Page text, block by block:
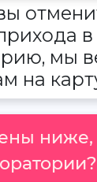
в
мы
на
ниже,